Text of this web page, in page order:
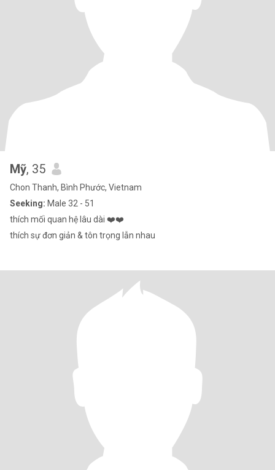
Mỹ, 35
Chon Thanh, Bình Phước, Vietnam
Seeking: Male 32 - 51
thích mối quan hệ lâu dài ❤️❤️
thích sự đơn giản & tôn trọng lẫn nhau